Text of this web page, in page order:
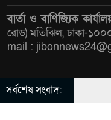
মাহফিল সম্পন্ন
বার্তা ও বাণিজ্যিক
রোড) মতিঝিল, ঢাকা-
mail :
© All rights reserved
Theme
সর্বশেষ সংবাদ: